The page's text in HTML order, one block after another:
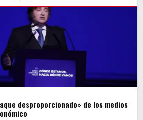
desproporcionado» de los medios